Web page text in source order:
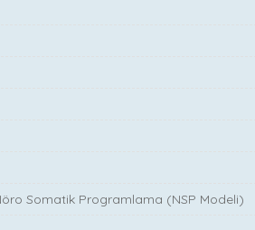
Somatik Programlama (NSP Modeli)